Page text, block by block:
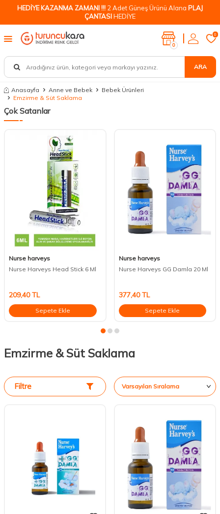
HEDİYE KAZANMA ZAMANI !!! 2 Adet Güneş Ürünü Alana PLAJ
ÇANTASIHEDİYE
ARA
0
0
Anasayfa Anne ve Bebek
Bebek Ürünleri
Emzirme & Süt Saklama
Çok Satanlar
Nurse harveys
Nurse Harveys Head Stick 6 Ml
209,40TL
Sepete Ekle
Nurse harveys
Nurse Harveys GG Damla 20 Ml
377,40TL
Sepete Ekle
Emzirme & Süt Saklama
Filtre